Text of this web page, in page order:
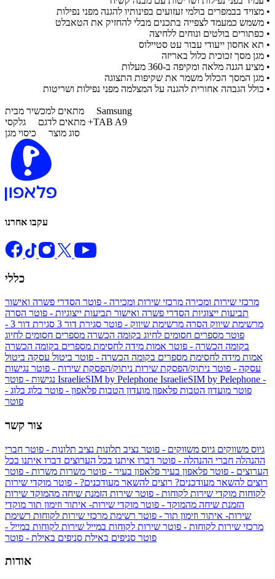
• מצויד בבמפרים בולמי זעזועים בפינותיו להגנה מפני נפילות
• משמש כמעמד לצפייה בתכנים מבלי להחזיק את הטאבלט
• כפתורים בולטים ונוחים ללחיצה
• תא אחסון ייעודי עבור עט סטיילוס
• מגן מסך זכוכית כלול באריזה
• מציע הגנה מלאה ומקיפה ב-360 מעלות
• מגן המסך הכלול משמר את שקיפות התצוגה
• כולל הגבהה אחורית להגנה על המצלמה מפני נפילות ושריטות
מתאים למכשיר מבית Samsung
מתאים לדגם גלקסי +TAB A9
סוג מוצר כיסוי מגן
עקבו אחרנו
כללי
מרכזי שירות ומכירה מרכזי שירות ומכירה - פוטר הסדרי פשרה ואישור
תביעות ייצוגיות הסדרי פשרה ואישור תביעות ייצוגיות - פוטר הסרה
מרשימת שיווק הסרה מרשימת שיווק - פוטר סגירת דור 3
סגירת דור 3 -
פוטר מספרים חסומים לחיוג בקומה הכשרה מספרים חסומים לחיוג
בקומה הכשרה - פוטר אמות מידה לחסימת מספרים בקומה הכשרה
אמות מידה לחסימת מספרים בקומה הכשרה - פוטר ביטול עסקה ביטול
עסקה - פוטר ניתוק/הפסקת שירות ניתוק/הפסקת שירות - פוטר נגישות
IsraelieSIM by Pelephone IsraelieSIM by Pelephone -
פוטר מועדון הטבות פלאפון מועדון הטבות פלאפון - פוטר בלוג בלוג -
פוטר
צור קשר
גיוס משווקים גיוס משווקים - פוטר נציב תלונות נציב תלונות - פוטר חברי
ההנהלה חברי ההנהלה - פוטר דברו איתנו בכל הערוצים דברו איתנו בכל
הערוצים - פוטר פלאפון בעיר פלאפון בעיר - פוטר משרות משרות - פוטר
רוצים להשאר מעודכנים? רוצים להשאר מעודכנים? - פוטר מוקדי שירות
לקוחות מוקדי שירות לקוחות - פוטר שירות הזמנת שיחה מהמוקד שירות
הזמנת שיחה מהמוקד - פוטר מוקדי שירות- איתור וזימון תור מוקדי
שירות- איתור וזימון תור - פוטר רשימת מרכזי שירות לקוחות רשימת
מרכזי שירות לקוחות - פוטר שירות לקוחות במייל שירות לקוחות במייל -
פוטר סניפים באילת סניפים באילת - פוטר
אודות